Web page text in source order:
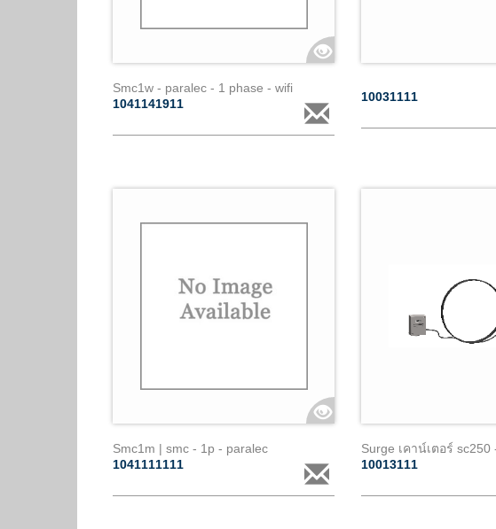
Smc1w - paralec - 1 phase - wifi
1041141911
10031111
Smc1m | smc - 1p - paralec
1041111111
10013111